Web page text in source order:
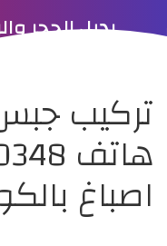
بديل الحجر
تركيب
اصباغ